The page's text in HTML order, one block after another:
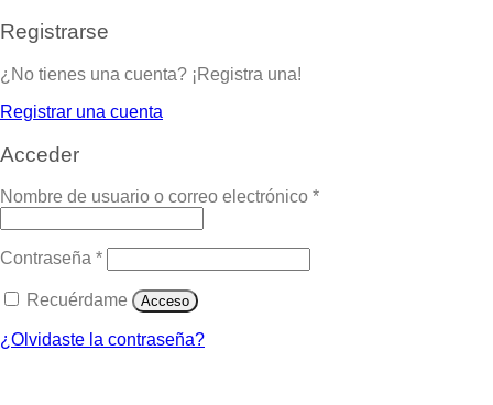
Registrarse
¿No tienes una cuenta? ¡Registra una!
Registrar una cuenta
Acceder
Nombre de usuario o correo electrónico *
Contraseña *
Recuérdame Acceso
¿Olvidaste la contraseña?